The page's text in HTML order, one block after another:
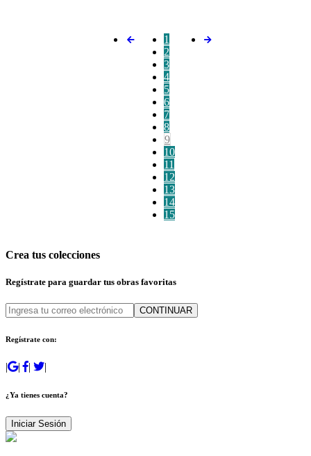
1
2
3
4
5
6
7
8
9
10
11
12
13
14
15
Crea tus colecciones
Regístrate para guardar tus obras favoritas
CONTINUAR
Regístrate con:
| | | |
¿Ya tienes cuenta?
Iniciar Sesión